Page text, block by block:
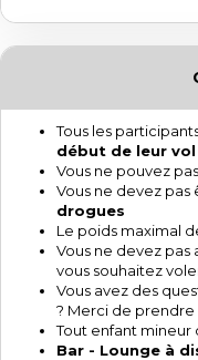
Tous les
début de leur vol
Vous ne pouvez
Vous ne devez pas
drogues
Le poids maximal
Vous ne devez pas
vous souhaitez
Vous avez des
? Merci de
Tout enfant
Bar - Lounge à